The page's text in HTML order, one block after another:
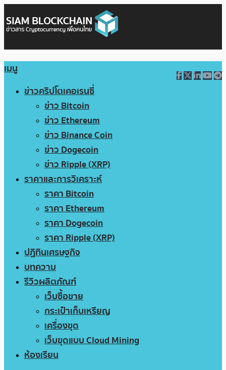
เมนู
ข่าวคริปโตเคอเรนซี่
ข่าว Bitcoin
ข่าว Ethereum
ข่าว Binance Coin
ข่าว Dogecoin
ข่าว Ripple (XRP)
ราคาและการวิเคราะห์
ราคา Bitcoin
ราคา Ethereum
ราคา Dogecoin
ราคา Ripple (XRP)
ปฏิทินเศรษฐกิจ
บทความ
รีวิวผลิตภัณฑ์
เว็บซื้อขาย
กระเป๋าเก็บเหรียญ
เครื่องขุด
เว็บขุดแบบ Cloud Mining
ห้องเรียน